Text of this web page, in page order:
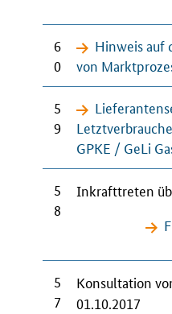
6
0
Hinweis auf
von
5
9
GPKE / GeLi
5
8
Inkrafttreten
5
7
Konsultation
01.10.2017